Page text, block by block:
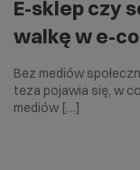
E-sklep czy
walkę w e-
Bez mediów
teza pojawia się, w
mediów […]